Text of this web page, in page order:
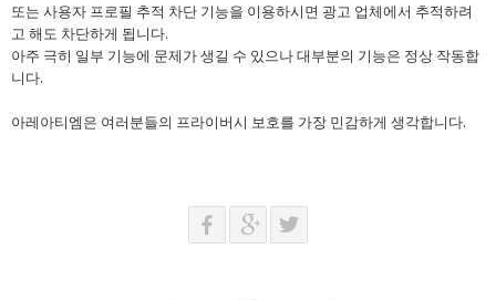
또는 사용자 프로필 추적 차단 기능을 이용하시면 광고 업체에서 추적하려
고 해도 차단하게 됩니다.
아주 극히 일부 기능에 문제가 생길 수 있으나 대부분의 기능은 정상 작동합
니다.
아레아티엠은 여러분들의 프라이버시 보호를 가장 민감하게 생각합니다.